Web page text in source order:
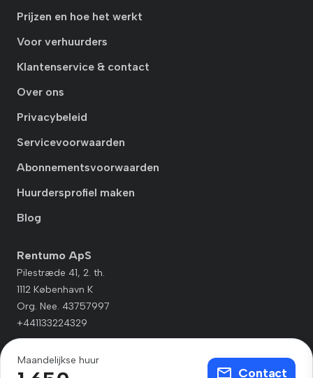
Maandelijkse huur
Contact
Prijzen en hoe het werkt
Voor verhuurders
Klantenservice & contact
Over ons
Privacybeleid
Servicevoorwaarden
Abonnementsvoorwaarden
Huurdersprofiel maken
Blog
Rentumo ApS
Pilestræde 41, 2. th.
1112 København K
Org. Nee. 43757997
+441133224329